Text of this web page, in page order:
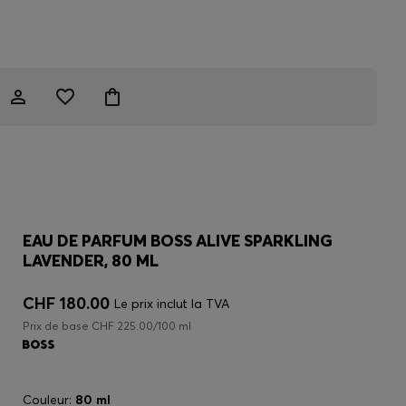
EAU DE PARFUM BOSS ALIVE SPARKLING
LAVENDER, 80 ML
CHF 180.00 Le prix inclut la TVA
Prix de base CHF 225.00/100 ml
Couleur: 80 ml